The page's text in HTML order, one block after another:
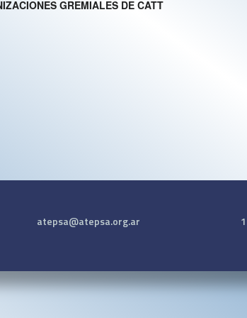
GREMIALES DE CATT
atepsa@atepsa.org.ar